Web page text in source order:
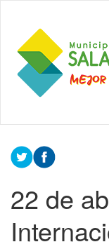
contenido
principal
Municipalidad
de Saladillo
Contenido
principal
22 de